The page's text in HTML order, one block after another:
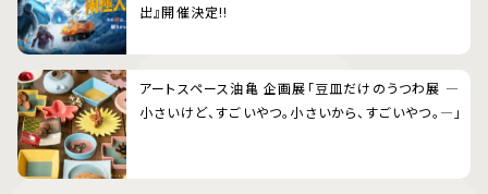
出』開催決定!!
アートスペース油亀 企画展「豆皿だけのうつわ展 ―
小さいけど、すごいやつ。小さいから、すごいやつ。―」